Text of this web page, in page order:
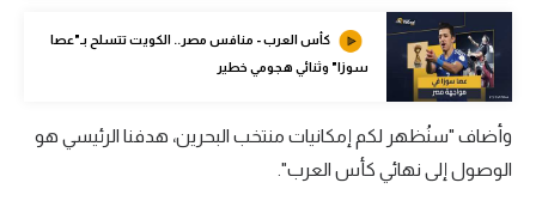
كرة طائرة
الوطن العربي
كأس العرب - منافس مصر.. الكويت تتسلح بـ"عصا
سوزا" وثنائي هجومي خطير
وأضاف "سنُظهر لكم إمكانيات منتخب البحرين، هدفنا الرئيسي هو
الوصول إلى نهائي كأس العرب".